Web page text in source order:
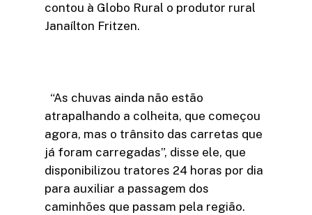
contou à Globo Rural o produtor rural
Janaílton Fritzen.
“As chuvas ainda não estão
atrapalhando a colheita, que começou
agora, mas o trânsito das carretas que
já foram carregadas”, disse ele, que
disponibilizou tratores 24 horas por dia
para auxiliar a passagem dos
caminhões que passam pela região.